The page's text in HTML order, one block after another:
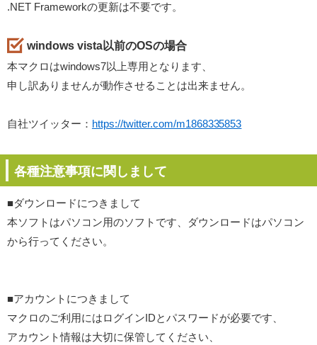
.NET Frameworkの更新は不要です。
windows vista以前のOSの場合
本マクロはwindows7以上専用となります、
申し訳ありませんが動作させることは出来ません。
自社ツイッター： https://twitter.com/m1868335853
各種注意事項に関しまして
■ダウンロードにつきまして
本ソフトはパソコン用のソフトです、ダウンロードはパソコン
から行ってください。
■アカウントにつきまして
マクロのご利用にはログインIDとパスワードが必要です、
アカウント情報は大切に保管してください、